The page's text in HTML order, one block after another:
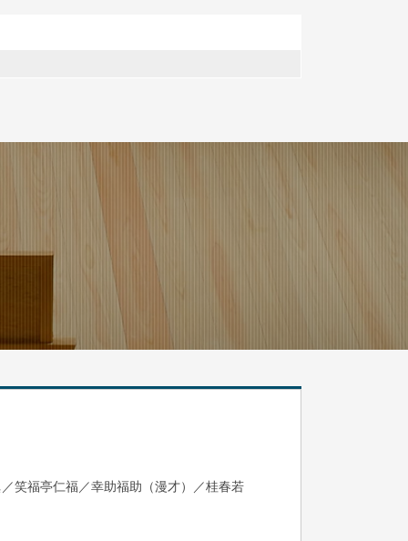
笑福亭仁福／幸助福助（漫才）／桂春若